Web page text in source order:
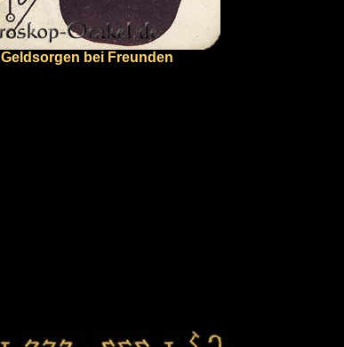
Geldsorgen bei Freunden